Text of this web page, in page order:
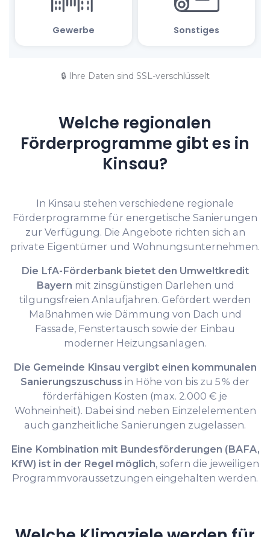
🔒 Ihre Daten sind SSL-verschlüsselt
Welche regionalen
Förderprogramme gibt es in
Kinsau?
In Kinsau stehen verschiedene regionale
Förderprogramme für energetische Sanierungen
zur Verfügung. Die Angebote richten sich an
private Eigentümer und Wohnungsunternehmen.
Die LfA-Förderbank bietet den Umweltkredit
Bayern mit zinsgünstigen Darlehen und
tilgungsfreien Anlaufjahren. Gefördert werden
Maßnahmen wie Dämmung von Dach und
Fassade, Fenstertausch sowie der Einbau
moderner Heizungsanlagen.
Die Gemeinde Kinsau vergibt einen kommunalen
Sanierungszuschuss in Höhe von bis zu 5 % der
förderfähigen Kosten (max. 2.000 € je
Wohneinheit). Dabei sind neben Einzelelementen
auch ganzheitliche Sanierungen zugelassen.
Eine Kombination mit Bundesförderungen (BAFA,
KfW) ist in der Regel möglich, sofern die jeweiligen
Programmvoraussetzungen eingehalten werden.